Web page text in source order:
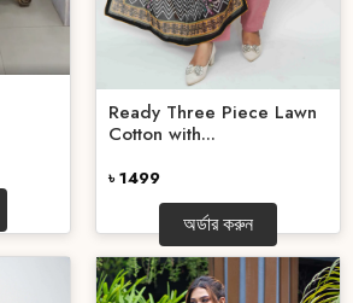
Ready Three Piece Lawn
Cotton with...
৳ 1499
অর্ডার করুন